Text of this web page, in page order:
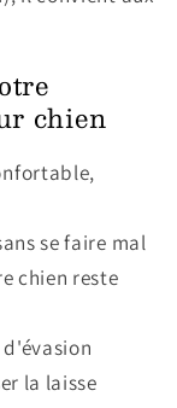
chien
se faire mal
chien reste
la laisse